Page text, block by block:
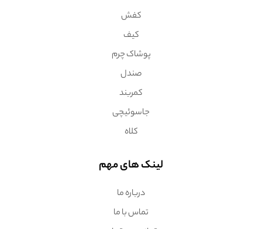
کفش
کیف
پوشاک چرم
صندل
کمربند
جاسوئیچی
کلاه
لینک های مهم
درباره ما
تماس با ما